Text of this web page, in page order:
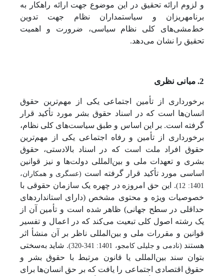
و لزوم ارائه تحقیق در این موضوع جهت ارائه راهکار به
برنامه­ریزان و سیاستمداران نظام جهت تدوین
خط‌مشی‌های کلی نظام سیاسی، ضرورت و اهمیت
تحقیق را نشان می‌دهد.
2. مبانی نظری
برخورداری از تأمین اجتماعی یکی از مهم‌ترین حقوق
انسان‌ها است که در اسناد حقوق بشر مورد تأکید قرار
گرفته است. بر این اساس و طبق سیاست‌های کلی نظام،
برخورداری از تأمین و رفاه اجتماعی یکی از مهم‌ترین
حقوق افراد ملت است که در اسناد بالادستی، حقوق
بشری و تعهدات ملی و بین‌المللی دولت‌ها و نیز قوانین
اساسی مورد تأکید قرار گرفته است (عسگری و همکاران،
1401: 12)
. این حق امروزه در چهره یک سازمان حقوقی با
خصوصیات ویژه و محتوی مشخص (دارای استانداردهای
حداقلی در سطح جهانی) ظاهر شده است و تأمین آن از
یک رشته اصول کلی تبعیت می‌کند که در اعمال و تفسیر
قوانین و مقررات ملی و بین‌المللی ناظر بر آن منشأ اثر
هستند (نادمی و جلیلی کامجو، 1401: 341-320)
. شاید به‌سختی
بتوان سند بین‌المللی یا قانون مرتبط با حقوق بشر و
حقوق اقتصادی اجتماعی را یافت که بر حق انسان‌ها برای